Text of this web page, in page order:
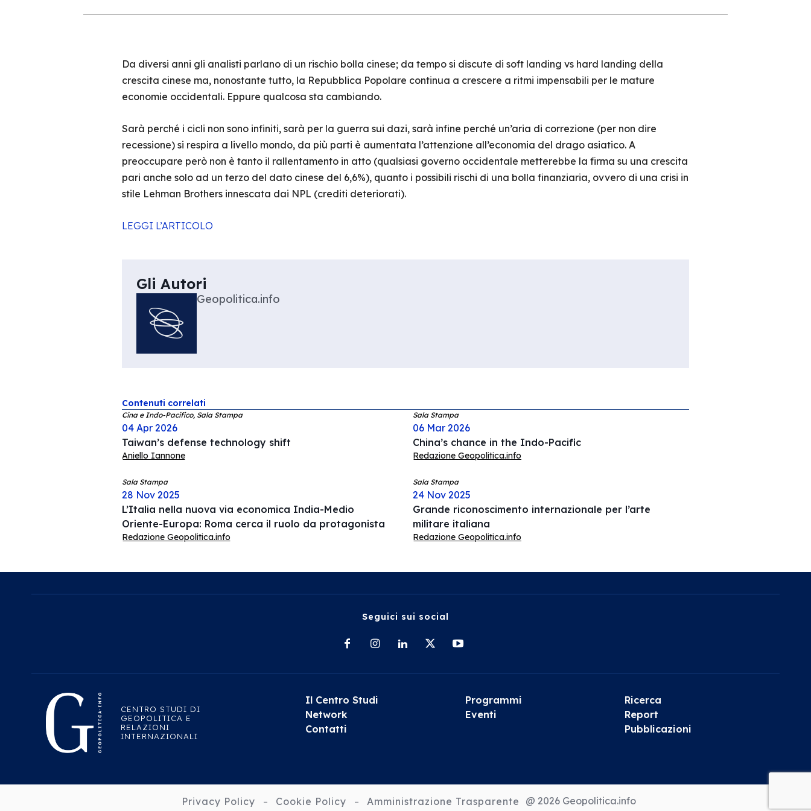
Da diversi anni gli analisti parlano di un rischio bolla cinese; da tempo si discute di soft landing vs hard landing della
crescita cinese ma, nonostante tutto, la Repubblica Popolare continua a crescere a ritmi impensabili per le mature
economie occidentali. Eppure qualcosa sta cambiando.
Sarà perché i cicli non sono infiniti, sarà per la guerra sui dazi, sarà infine perché un’aria di correzione (per non dire
recessione) si respira a livello mondo, da più parti è aumentata l’attenzione all’economia del drago asiatico. A
preoccupare però non è tanto il rallentamento in atto (qualsiasi governo occidentale metterebbe la firma su una crescita
pari anche solo ad un terzo del dato cinese del 6,6%), quanto i possibili rischi di una bolla finanziaria, ovvero di una crisi in
stile Lehman Brothers innescata dai NPL (crediti deteriorati).
LEGGI L’ARTICOLO
Gli Autori
Geopolitica.info
Contenuti correlati
Cina e Indo-Pacifico, Sala Stampa
04 Apr 2026
Taiwan’s defense technology shift
Aniello Iannone
Sala Stampa
06 Mar 2026
China’s chance in the Indo-Pacific
Redazione Geopolitica.info
Sala Stampa
28 Nov 2025
L’Italia nella nuova via economica India-Medio
Oriente-Europa: Roma cerca il ruolo da protagonista
Redazione Geopolitica.info
Sala Stampa
24 Nov 2025
Grande riconoscimento internazionale per l’arte
militare italiana
Redazione Geopolitica.info
Seguici sui social
CENTRO STUDI DI
GEOPOLITICA E
RELAZIONI
INTERNAZIONALI
Il Centro Studi
Network
Contatti
Programmi
Eventi
Ricerca
Report
Pubblicazioni
Privacy Policy Cookie Policy Amministrazione Trasparente @ 2026 Geopolitica.info